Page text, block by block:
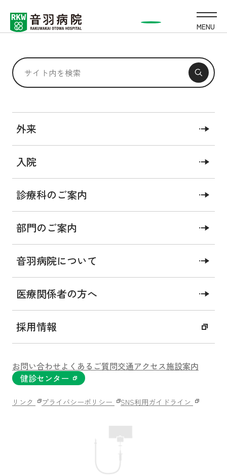
MENU
外来
入院
診療科のご案内
部門のご案内
音羽病院について
医療関係者の方へ
採用情報
お問い合わせよくあるご質問交通アクセス施設案内
健診センター
リンク プライバシーポリシー SNS利用ガイドライン
手術センター・麻酔科
医師紹介
概要 診療内容
概要
手術を受けられる前には、さまざまな不安をもたれる
皆さまに安心して手術を受けていただくために、麻酔
科医は毎日頑張っています。